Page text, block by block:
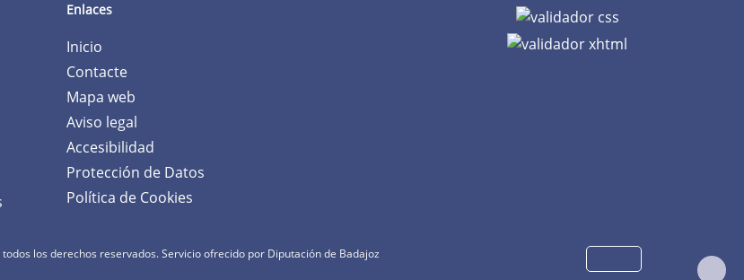
Enlaces
Inicio
Contacte
Mapa web
Aviso legal
Accesibilidad
Protección de Datos
Política de Cookies
los derechos reservados.Servicio ofrecido por Diputación de Badajoz